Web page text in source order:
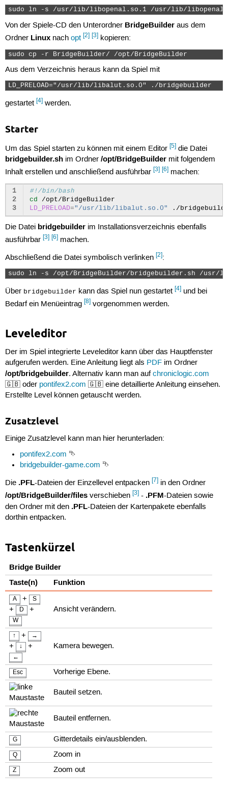
sudo ln -s /usr/lib/libopenal.so.1 /usr/lib/
Von der Spiele-CD den Unterordner BridgeBuilderaus dem
Ordner Linuxnach opt [2] [3]kopieren:
sudo cp -r BridgeBuilder/ /opt/BridgeBuilder
Aus dem Verzeichnis heraus kann da Spiel mit
LD_PRELOAD="/usr/lib/libalut.so.0" ./bridgebuilder
gestartet [4]werden.
Starter
Um das Spiel starten zu können mit einem Editor [5]die Datei
bridgebuilder.shim Ordner /opt/BridgeBuildermit folgendem
Inhalt erstellen und anschließend ausführbar [3] [6]machen:
1
2
3
#!/bin/bash
cd
LD_PRELOAD="/usr/lib/libalut.so.0" ./
Die Datei bridgebuilderim Installationsverzeichnis ebenfalls
ausführbar [3] [6]machen.
Abschließend die Datei symbolisch verlinken [2]:
sudo ln -s /opt/BridgeBuilder/bridgebuilder.sh /usr/
Über bridgebuilder kann das Spiel nun gestartet [4]und bei
Bedarf ein Menüeintrag [8]vorgenommen werden.
Leveleditor
Der im Spiel integrierte Leveleditor kann über das Hauptfenster
aufgerufen werden. Eine Anleitung liegt als PDFim Ordner
/opt/bridgebuilder. Alternativ kann man aufchroniclogic.com
🇬🇧 oder pontifex2.com 🇬🇧 eine detaillierte Anleitung einsehen.
Erstellte Level können getauscht werden.
Zusatzlevel
Einige Zusatzlevel kann man hier herunterladen:
pontifex2.com ⮷
bridgebuilder-game.com ⮷
Die .PFL-Dateien der Einzellevel entpacken [7]in den Ordner
/opt/BridgeBuilder/filesverschieben [3]- .PFM-Dateien sowie
den Ordner mit den .PFL-Dateien der Kartenpakete ebenfalls
dorthin entpacken.
Tastenkürzel
Bridge Builder
Taste(n)
Funktion
A + S
+ D +
W
Ansicht verändern.
↑ + →
+ ↓ +
←
Kamera bewegen.
Esc Vorherige Ebene.
Bauteil setzen.
Bauteil entfernen.
G Gitterdetails ein/ausblenden.
Q Zoom in
Z Zoom out